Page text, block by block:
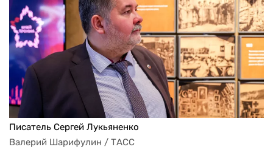
Писатель Сергей Лукьяненко
Валерий Шарифулин / ТАСС